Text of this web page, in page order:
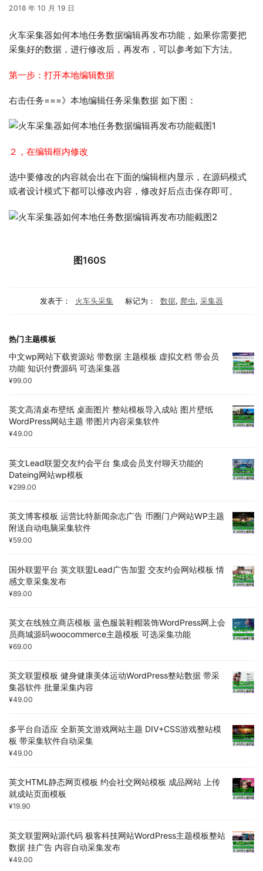
2018 年 10 月 19 日
火车采集器如何本地任务数据编辑再发布功能，如果你需要把
采集好的数据，进行修改后，再发布，可以参考如下方法。
第一步：打开本地编辑数据
右击任务===》本地编辑任务采集数据 如下图：
２，在编辑框内修改
选中要修改的内容就会出在下面的编辑框内显示，在源码模式
或者设计模式下都可以修改内容，修改好后点击保存即可。
图160S
发表于： 火车头采集 标记为： 数据, 爬虫, 采集器
热门主题模板
中文wp网站下载资源站 带数据 主题模板 虚拟文档 带会员
功能 知识付费源码 可选采集器
¥99.00
英文高清桌布壁纸 桌面图片 整站模板导入成站 图片壁纸
WordPress网站主题 带图片内容采集软件
¥49.00
英文Lead联盟交友约会平台 集成会员支付聊天功能的
Dateing网站wp模板
¥299.00
英文博客模板 运营比特新闻杂志广告 币圈门户网站WP主题
附送自动电脑采集软件
¥59.00
国外联盟平台 英文联盟Lead广告加盟 交友约会网站模板 情
感文章采集发布
¥89.00
英文在线独立商店模板 蓝色服装鞋帽装饰WordPress网上会
员商城源码woocommerce主题模板 可选采集功能
¥69.00
英文联盟模板 健身健康美体运动WordPress整站数据 带采
集器软件 批量采集内容
¥49.00
多平台自适应 全新英文游戏网站主题 DIV+CSS游戏整站模
板 带采集软件自动采集
¥49.00
英文HTML静态网页模板 约会社交网站模板 成品网站 上传
就成站页面模板
¥19.90
英文联盟网站源代码 极客科技网站WordPress主题模板整站
数据 挂广告 内容自动采集发布
¥49.00